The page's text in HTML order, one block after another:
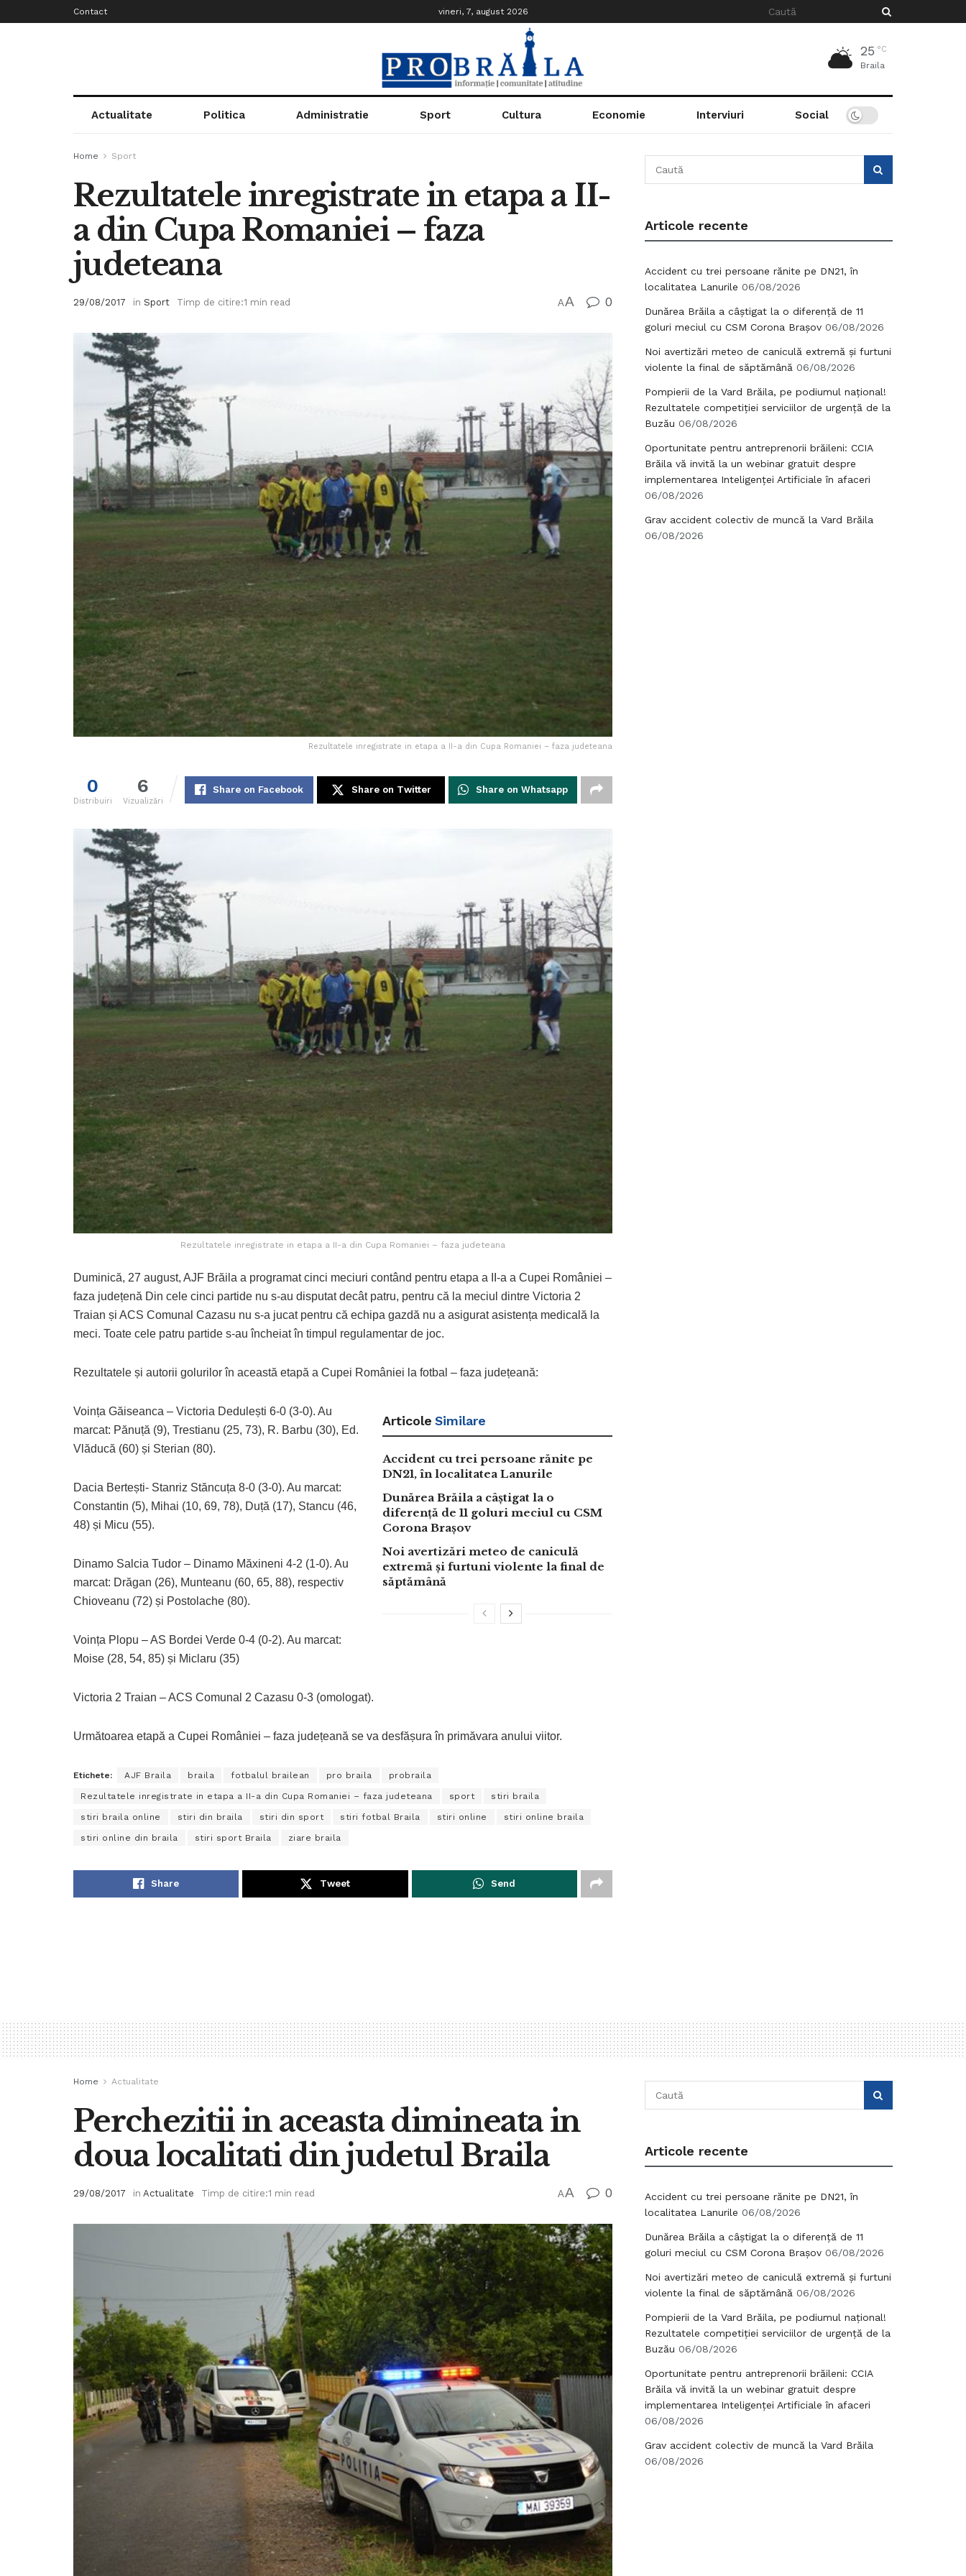
Contact vineri, 7, august 2026
25 °C
Braila
Actualitate Politica Administratie Sport Cultura Economie Interviuri Social
Home Sport
Rezultatele inregistrate in etapa a II-
a din Cupa Romaniei – faza
judeteana
29/08/2017 in Sport Timp de citire:1 min read AA 0
Rezultatele inregistrate in etapa a II-a din Cupa Romaniei – faza judeteana
0
Distribuiri
6
Vizualizări
Share on Facebook Share on Twitter Share on Whatsapp
Rezultatele inregistrate in etapa a II-a din Cupa Romaniei – faza judeteana
Duminică, 27 august, AJF Brăila a programat cinci meciuri contând pentru etapa a II-a a Cupei României –
faza județenă Din cele cinci partide nu s-au disputat decât patru, pentru că la meciul dintre Victoria 2
Traian și ACS Comunal Cazasu nu s-a jucat pentru că echipa gazdă nu a asigurat asistența medicală la
meci. Toate cele patru partide s-au încheiat în timpul regulamentar de joc.
Rezultatele și autorii golurilor în această etapă a Cupei României la fotbal – faza județeană:
Articole Similare
Accident cu trei persoane rănite pe
DN21, în localitatea Lanurile
Dunărea Brăila a câștigat la o
diferență de 11 goluri meciul cu CSM
Corona Brașov
Noi avertizări meteo de caniculă
extremă și furtuni violente la final de
săptămână
Voința Găiseanca – Victoria Dedulești 6-0 (3-0). Au
marcat: Pănuță (9), Trestianu (25, 73), R. Barbu (30), Ed.
Vlăducă (60) și Sterian (80).
Dacia Bertești- Stanriz Stăncuța 8-0 (3-0). Au marcat:
Constantin (5), Mihai (10, 69, 78), Duță (17), Stancu (46,
48) și Micu (55).
Dinamo Salcia Tudor – Dinamo Măxineni 4-2 (1-0). Au
marcat: Drăgan (26), Munteanu (60, 65, 88), respectiv
Chioveanu (72) și Postolache (80).
Voința Plopu – AS Bordei Verde 0-4 (0-2). Au marcat:
Moise (28, 54, 85) și Miclaru (35)
Victoria 2 Traian – ACS Comunal 2 Cazasu 0-3 (omologat).
Următoarea etapă a Cupei României – faza județeană se va desfășura în primăvara anului viitor.
Etichete: AJF Braila braila fotbalul brailean pro braila probraila
Rezultatele inregistrate in etapa a II-a din Cupa Romaniei – faza judeteana sport stiri braila
stiri braila online stiri din braila stiri din sport stiri fotbal Braila stiri online stiri online braila
stiri online din braila stiri sport Braila ziare braila
Share Tweet Send
Articole recente
Accident cu trei persoane rănite pe DN21, în
localitatea Lanurile 06/08/2026
Dunărea Brăila a câștigat la o diferență de 11
goluri meciul cu CSM Corona Brașov 06/08/2026
Noi avertizări meteo de caniculă extremă și furtuni
violente la final de săptămână 06/08/2026
Pompierii de la Vard Brăila, pe podiumul național!
Rezultatele competiției serviciilor de urgență de la
Buzău 06/08/2026
Oportunitate pentru antreprenorii brăileni: CCIA
Brăila vă invită la un webinar gratuit despre
implementarea Inteligenței Artificiale în afaceri
06/08/2026
Grav accident colectiv de muncă la Vard Brăila
06/08/2026
Home Actualitate
Perchezitii in aceasta dimineata in
doua localitati din judetul Braila
29/08/2017 in Actualitate Timp de citire:1 min read AA 0
Articole recente
Accident cu trei persoane rănite pe DN21, în
localitatea Lanurile 06/08/2026
Dunărea Brăila a câștigat la o diferență de 11
goluri meciul cu CSM Corona Brașov 06/08/2026
Noi avertizări meteo de caniculă extremă și furtuni
violente la final de săptămână 06/08/2026
Pompierii de la Vard Brăila, pe podiumul național!
Rezultatele competiției serviciilor de urgență de la
Buzău 06/08/2026
Oportunitate pentru antreprenorii brăileni: CCIA
Brăila vă invită la un webinar gratuit despre
implementarea Inteligenței Artificiale în afaceri
06/08/2026
Grav accident colectiv de muncă la Vard Brăila
06/08/2026